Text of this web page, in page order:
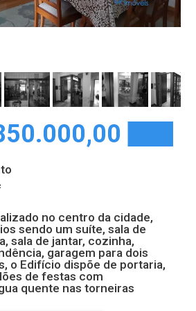
no centro da cidade,
sendo um suíte, sala de
sala de jantar, cozinha,
garagem para dois
o Edifício dispõe de portaria,
de festas com
quente nas torneiras